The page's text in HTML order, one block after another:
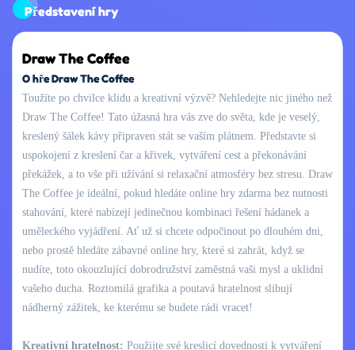
Představení hry
Draw The Coffee
O hře Draw The Coffee
Toužíte po chvilce klidu a kreativní výzvě? Nehledejte nic jiného než
Draw The Coffee! Tato úžasná hra vás zve do světa, kde je veselý,
kreslený šálek kávy připraven stát se vaším plátnem. Představte si
uspokojení z kreslení čar a křivek, vytváření cest a překonávání
překážek, a to vše při užívání si relaxační atmosféry bez stresu. Draw
The Coffee je ideální, pokud hledáte online hry zdarma bez nutnosti
stahování, které nabízejí jedinečnou kombinaci řešení hádanek a
uměleckého vyjádření. Ať už si chcete odpočinout po dlouhém dni,
nebo prostě hledáte zábavné online hry, které si zahrát, když se
nudíte, toto okouzlující dobrodružství zaměstná vaši mysl a uklidní
vašeho ducha. Roztomilá grafika a poutavá hratelnost slibují
nádherný zážitek, ke kterému se budete rádi vracet!
Kreativní hratelnost: Použijte své kreslicí dovednosti k vytváření